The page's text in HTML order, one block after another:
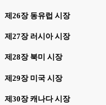
제26장 동유럽 시장
제27장 러시아 시장
제28장 북미 시장
제29장 미국 시장
제30장 캐나다 시장